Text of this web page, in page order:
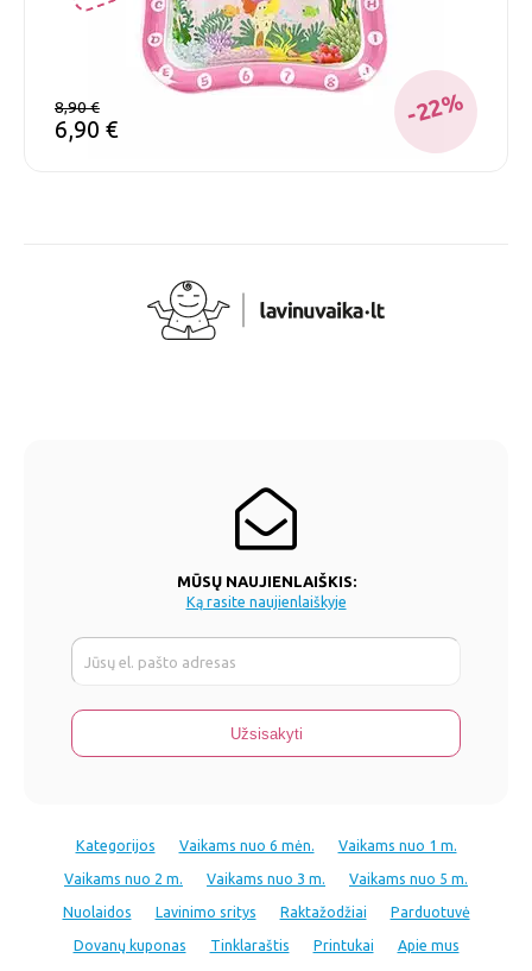
8,90€
6,90 €
-22%
MŪSŲ NAUJIENLAIŠKIS:
Ką rasite naujienlaiškyje
Kategorijos Vaikams nuo 6 mėn.
Vaikams nuo 1 m.
Vaikams nuo 2 m.
Vaikams nuo 3 m.
Vaikams nuo 5 m.
Nuolaidos
Lavinimo sritys Raktažodžiai
Parduotuvė
Dovanų kuponas
Tinklaraštis Printukai
Apie mus